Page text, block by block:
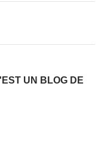
UN BLOG DE